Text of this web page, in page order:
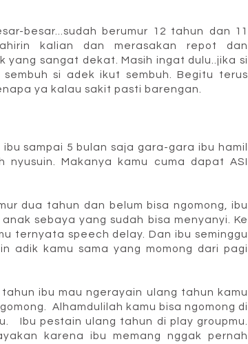
besar...sudah berumur 12 tahun dan 11
kalian dan merasakan repot dan
sangat dekat. Masih ingat dulu..jika si
si adek ikut sembuh. Begitu terus
ya kalau sakit pasti barengan.
sampai 5 bulan saja gara-gara ibu hamil
nyusuin. Makanya kamu cuma dapat ASI
dua tahun dan belum bisa ngomong, ibu
sebaya yang sudah bisa menyanyi. Ke
ternyata speech delay. Dan ibu seminggu
adik kamu sama yang momong dari pagi
ibu mau ngerayain ulang tahun kamu
Alhamdulilah kamu bisa ngomong di
Ibu pestain ulang tahun di play groupmu.
karena ibu memang nggak pernah